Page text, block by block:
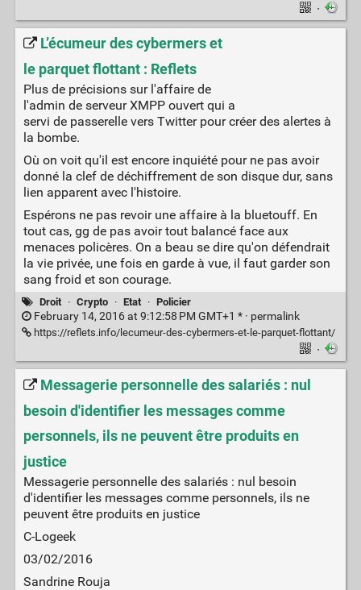
·
L’écumeur des cybermers et
le parquet flottant : Reflets
Plus de précisions sur l'affaire de
l'admin de serveur XMPP ouvert qui a
servi de passerelle vers Twitter pour créer des alertes à
la bombe.
Où on voit qu'il est encore inquiété pour ne pas avoir
donné la clef de déchiffrement de son disque dur, sans
lien apparent avec l'histoire.
Espérons ne pas revoir une affaire à la bluetouff. En
tout cas, gg de pas avoir tout balancé face aux
menaces policères. On a beau se dire qu'on défendrait
la vie privée, une fois en garde à vue, il faut garder son
sang froid et son courage.
Droit · Crypto · Etat · Policier
February 14, 2016 at 9:12:58 PM GMT+1 * · permalink
https://reflets.info/lecumeur-des-cybermers-et-le-parquet-flottant/
·
Messagerie personnelle des salariés : nul
besoin d'identifier les messages comme
personnels, ils ne peuvent être produits en
justice
Messagerie personnelle des salariés : nul besoin
d'identifier les messages comme personnels, ils ne
peuvent être produits en justice
C-Logeek
03/02/2016
Sandrine Rouja